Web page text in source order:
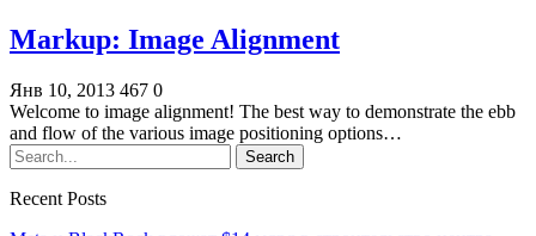
Markup: Image Alignment
Янв 10, 2013 467 0
Welcome to image alignment! The best way to demonstrate the ebb
and flow of the various image positioning options…
Recent Posts